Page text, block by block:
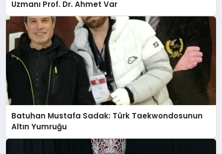
Uzmanı Prof. Dr. Ahmet Var
Batuhan Mustafa Sadak: Türk Taekwondosunun
Altın Yumruğu